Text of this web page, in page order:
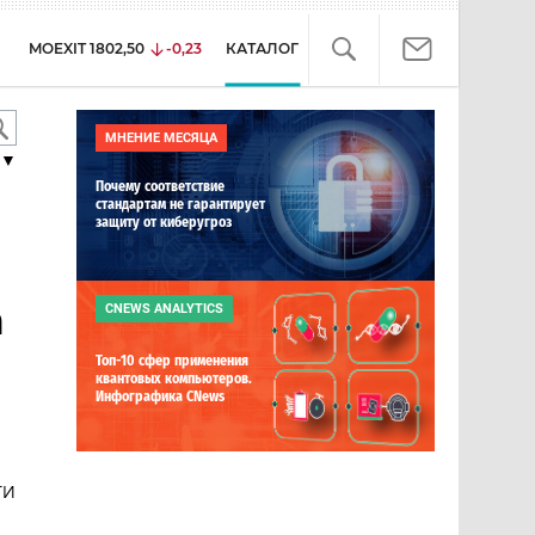
MOEXIT 1802,50 -0,23 КАТАЛОГ
МНЕНИЕ МЕСЯЦА
Почему соответствие
стандартам не гарантирует
защиту от киберугроз
CNEWS ANALYTICS
Топ-10 сфер применения
квантовых компьютеров.
Инфографика CNews